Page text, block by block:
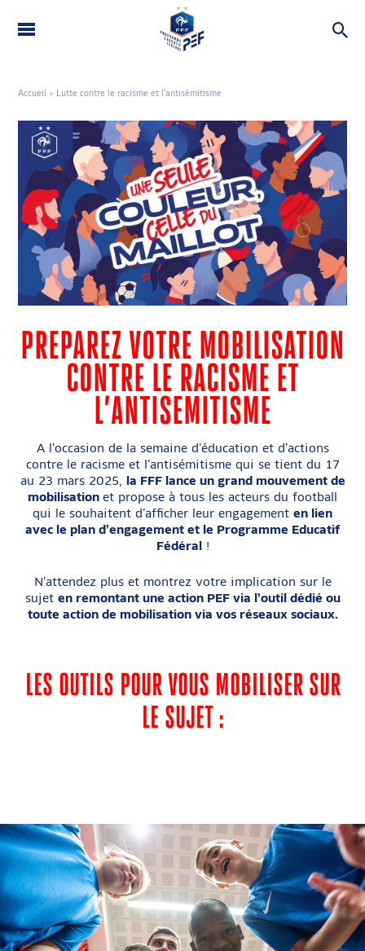
ROUE DU PEF
OUTILS
CONTACT
FAQ
ENVOYER UNE ACTION
Accueil > Lutte contre le racisme et l’antisémitisme
PREPAREZ VOTRE MOBILISATION
CONTRE LE RACISME ET
L’ANTISEMITISME
A l’occasion de la semaine d’éducation et d’actions
contre le racisme et l’antisémitisme qui se tient du 17
au 23 mars 2025, la FFF lance un grand mouvement de
mobilisation et propose à tous les acteurs du football
qui le souhaitent d’afficher leur engagement en lien
avec le plan d’engagement et le Programme Educatif
Fédéral!
N’attendez plus et montrez votre implication sur le
sujet en remontant une action PEF via l’outil dédié ou
toute action de mobilisation via vos réseaux sociaux.
LES OUTILS POUR VOUS MOBILISER SUR
LE SUJET :